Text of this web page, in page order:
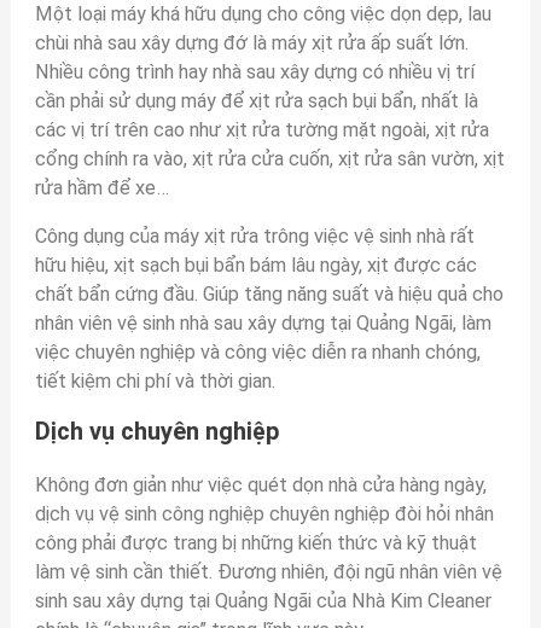
Một loại máy khá hữu dụng cho công việc dọn dẹp, lau
chùi nhà sau xây dựng đớ là máy xịt rửa ấp suất lớn.
Nhiều công trình hay nhà sau xây dựng có nhiều vị trí
cần phải sử dụng máy để xịt rửa sạch bụi bẩn, nhất là
các vị trí trên cao như xịt rửa tường mặt ngoài, xịt rửa
cổng chính ra vào, xịt rửa cửa cuốn, xịt rửa sân vườn, xịt
rửa hầm để xe…
Công dụng của máy xịt rửa trông việc vệ sinh nhà rất
hữu hiệu, xịt sạch bụi bẩn bám lâu ngày, xịt được các
chất bẩn cứng đầu. Giúp tăng năng suất và hiệu quả cho
nhân viên vệ sinh nhà sau xây dựng tại Quảng Ngãi, làm
việc chuyên nghiệp và công việc diễn ra nhanh chóng,
tiết kiệm chi phí và thời gian.
Dịch vụ chuyên nghiệp
Không đơn giản như việc quét dọn nhà cửa hàng ngày,
dịch vụ vệ sinh công nghiệp chuyên nghiệp đòi hỏi nhân
công phải được trang bị những kiến thức và kỹ thuật
làm vệ sinh cần thiết. Đương nhiên, đội ngũ nhân viên vệ
sinh sau xây dựng tại Quảng Ngãi của Nhà Kim Cleaner